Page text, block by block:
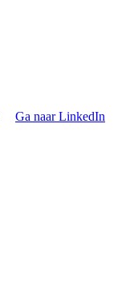
Ga naar LinkedIn